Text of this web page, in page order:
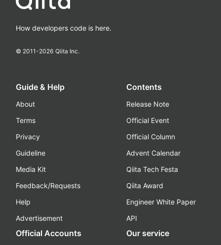
How developers code is here.
© 2011-2026 Qiita Inc.
Guide & Help
About
Terms
Privacy
Guideline
Media Kit
Feedback/Requests
Help
Advertisement
Contents
Release Note
Official Event
Official Column
Advent Calendar
Qiita Tech Festa
Qiita Award
Engineer White Paper
API
Official Accounts Our service